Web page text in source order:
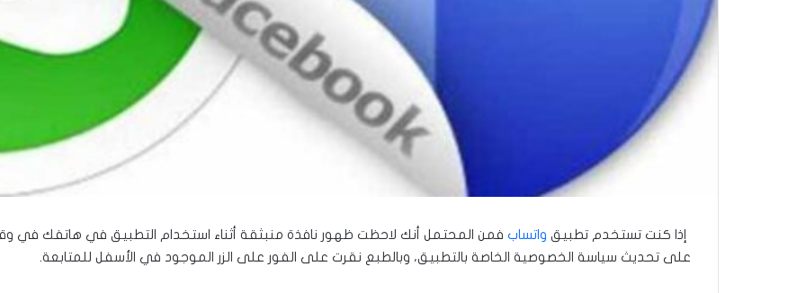
إذا كنت تستخدم تطبيق واتساب فمن المحتمل أنك لاحظت ظهور نافذة منبثقة أثناء استخدام التطبيق في هاتفك في
على تحديث سياسة الخصوصية الخاصة بالتطبيق، وبالطبع نقرت على الفور على الزر الموجود في الأسفل للمتابعة.